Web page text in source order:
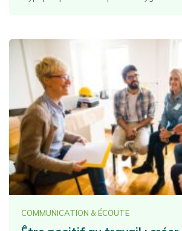
COMMUNICATION & ÉCOUTE